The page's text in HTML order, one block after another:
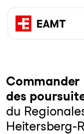
des
du
Heitersberg-